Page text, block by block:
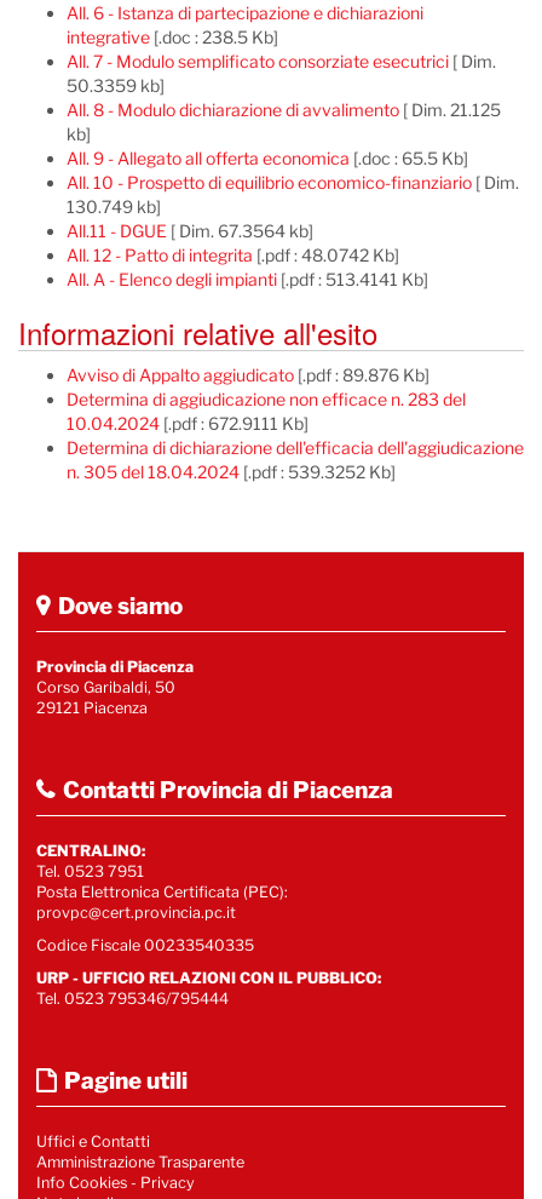
All. 6 - Istanza di partecipazione e dichiarazioni
integrative [.doc : 238.5 Kb]
All. 7 - Modulo semplificato consorziate esecutrici [ Dim.
50.3359 kb]
All. 8 - Modulo dichiarazione di avvalimento [ Dim. 21.125
kb]
All. 9 - Allegato all offerta economica [.doc : 65.5 Kb]
All. 10 - Prospetto di equilibrio economico-finanziario [ Dim.
130.749 kb]
All.11 - DGUE [ Dim. 67.3564 kb]
All. 12 - Patto di integrita [.pdf : 48.0742 Kb]
All. A - Elenco degli impianti [.pdf : 513.4141 Kb]
Informazioni relative all'esito
Avviso di Appalto aggiudicato [.pdf : 89.876 Kb]
Determina di aggiudicazione non efficace n. 283 del
10.04.2024 [.pdf : 672.9111 Kb]
Determina di dichiarazione dell'efficacia dell'aggiudicazione
n. 305 del 18.04.2024 [.pdf : 539.3252 Kb]
Dove siamo
Provincia di Piacenza
Corso Garibaldi, 50
29121 Piacenza
Contatti Provincia di Piacenza
CENTRALINO:
Tel. 0523 7951
Posta Elettronica Certificata (PEC):
provpc@cert.provincia.pc.it
Codice Fiscale 00233540335
URP - UFFICIO RELAZIONI CON IL PUBBLICO:
Tel. 0523 795346/795444
Pagine utili
Uffici e Contatti
Amministrazione Trasparente
Info Cookies - Privacy